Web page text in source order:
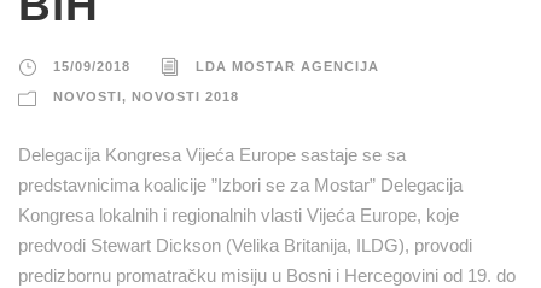
15/09/2018 LDA MOSTAR AGENCIJA
NOVOSTI, NOVOSTI 2018
Delegacija Kongresa Vijeća Europe sastaje se sa
predstavnicima koalicije ”Izbori se za Mostar” Delegacija
Kongresa lokalnih i regionalnih vlasti Vijeća Europe, koje
predvodi Stewart Dickson (Velika Britanija, ILDG), provodi
predizbornu promatračku misiju u Bosni i Hercegovini od 19. do